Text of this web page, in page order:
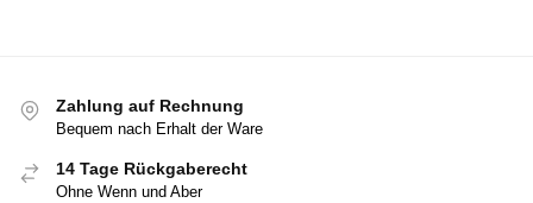
Zahlung auf Rechnung
Bequem nach Erhalt der Ware
14 Tage Rückgaberecht
Ohne Wenn und Aber